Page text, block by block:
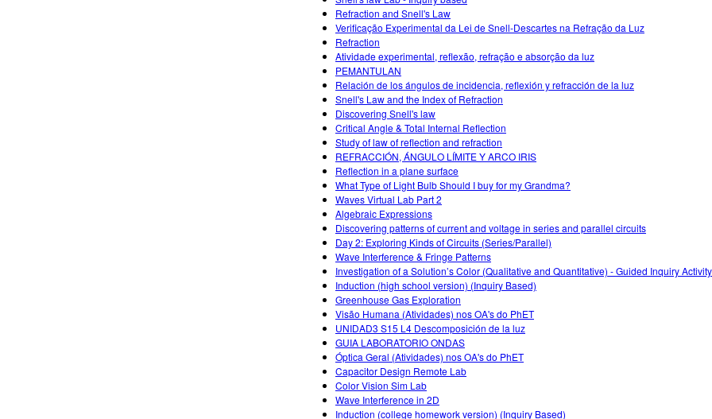
Refraction and Snell's Law
Verificação Experimental da Lei de Snell-Descartes na Refração da Luz
Refraction
Atividade experimental, reflexão, refração e absorção da luz
PEMANTULAN
Relación de los ángulos de incidencia, reflexión y refracción de la luz
Snell's Law and the Index of Refraction
Discovering Snell's law
Critical Angle & Total Internal Reflection
Study of law of reflection and refraction
REFRACCIÓN, ÁNGULO LÍMITE Y ARCO IRIS
Reflection in a plane surface
What Type of Light Bulb Should I buy for my Grandma?
Waves Virtual Lab Part 2
Algebraic Expressions
Discovering patterns of current and voltage in series and parallel circuits
Day 2: Exploring Kinds of Circuits (Series/Parallel)
Wave Interference & Fringe Patterns
Investigation of a Solution’s Color (Qualitative and Quantitative) - Guided Inquiry Activity
Induction (high school version) (Inquiry Based)
Greenhouse Gas Exploration
Visão Humana (Atividades) nos OA's do PhET
UNIDAD3 S15 L4 Descomposición de la luz
GUIA LABORATORIO ONDAS
Óptica Geral (Atividades) nos OA's do PhET
Capacitor Design Remote Lab
Color Vision Sim Lab
Wave Interference in 2D
Induction (college homework version) (Inquiry Based)